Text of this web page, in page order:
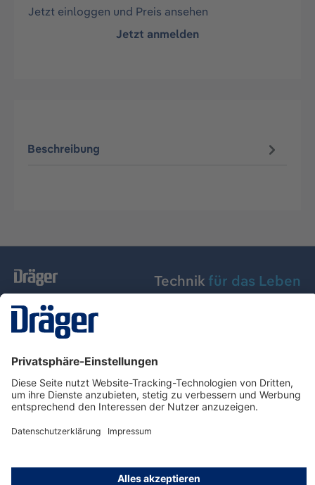
Jetzt einloggen und Preis ansehen
Jetzt anmelden
Beschreibung
Technik für das Leben
Dräger Austria GmbH
Über Dräger
Informationen
© Dräger Austria GmbH, 2024